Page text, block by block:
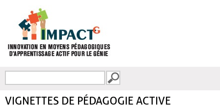
FORMULAIRE DE
VIGNETTES DE PÉDAGOGIE ACTIVE